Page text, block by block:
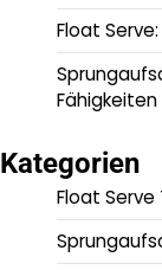
Float
Kategorien
Float Serve